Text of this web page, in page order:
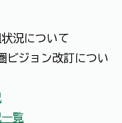
況について
ョン改訂につい
覧